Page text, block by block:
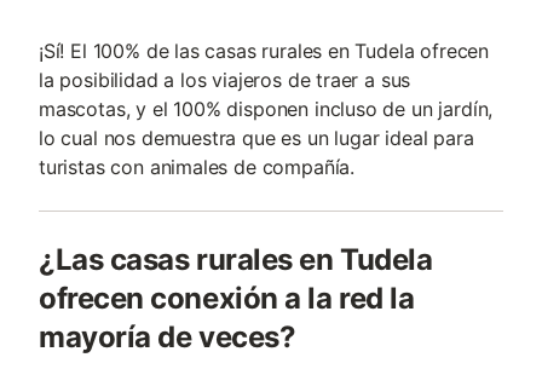
¡Sí! El 100% de las casas rurales en Tudela ofrecen
la posibilidad a los viajeros de traer a sus
mascotas, y el 100% disponen incluso de un jardín,
lo cual nos demuestra que es un lugar ideal para
turistas con animales de compañía.
¿Las casas rurales en Tudela
ofrecen conexión a la red la
mayoría de veces?